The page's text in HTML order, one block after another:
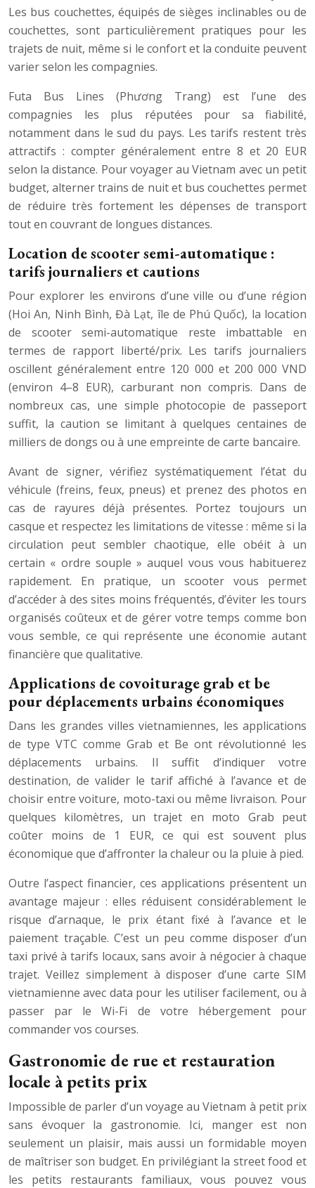
Les bus couchettes, équipés de sièges inclinables ou de
couchettes, sont particulièrement pratiques pour les
trajets de nuit, même si le confort et la conduite peuvent
varier selon les compagnies.
Futa Bus Lines (Phương Trang) est l’une des
compagnies les plus réputées pour sa fiabilité,
notamment dans le sud du pays. Les tarifs restent très
attractifs : compter généralement entre 8 et 20 EUR
selon la distance. Pour voyager au Vietnam avec un petit
budget, alterner trains de nuit et bus couchettes permet
de réduire très fortement les dépenses de transport
tout en couvrant de longues distances.
Location de scooter semi-automatique :
tarifs journaliers et cautions
Pour explorer les environs d’une ville ou d’une région
(Hoi An, Ninh Bình, Đà Lạt, île de Phú Quốc), la location
de scooter semi-automatique reste imbattable en
termes de rapport liberté/prix. Les tarifs journaliers
oscillent généralement entre 120 000 et 200 000 VND
(environ 4–8 EUR), carburant non compris. Dans de
nombreux cas, une simple photocopie de passeport
suffit, la caution se limitant à quelques centaines de
milliers de dongs ou à une empreinte de carte bancaire.
Avant de signer, vérifiez systématiquement l’état du
véhicule (freins, feux, pneus) et prenez des photos en
cas de rayures déjà présentes. Portez toujours un
casque et respectez les limitations de vitesse : même si la
circulation peut sembler chaotique, elle obéit à un
certain « ordre souple » auquel vous vous habituerez
rapidement. En pratique, un scooter vous permet
d’accéder à des sites moins fréquentés, d’éviter les tours
organisés coûteux et de gérer votre temps comme bon
vous semble, ce qui représente une économie autant
financière que qualitative.
Applications de covoiturage grab et be
pour déplacements urbains économiques
Dans les grandes villes vietnamiennes, les applications
de type VTC comme Grab et Be ont révolutionné les
déplacements urbains. Il suffit d’indiquer votre
destination, de valider le tarif affiché à l’avance et de
choisir entre voiture, moto-taxi ou même livraison. Pour
quelques kilomètres, un trajet en moto Grab peut
coûter moins de 1 EUR, ce qui est souvent plus
économique que d’affronter la chaleur ou la pluie à pied.
Outre l’aspect financier, ces applications présentent un
avantage majeur : elles réduisent considérablement le
risque d’arnaque, le prix étant fixé à l’avance et le
paiement traçable. C’est un peu comme disposer d’un
taxi privé à tarifs locaux, sans avoir à négocier à chaque
trajet. Veillez simplement à disposer d’une carte SIM
vietnamienne avec data pour les utiliser facilement, ou à
passer par le Wi-Fi de votre hébergement pour
commander vos courses.
Gastronomie de rue et restauration
locale à petits prix
Impossible de parler d’un voyage au Vietnam à petit prix
sans évoquer la gastronomie. Ici, manger est non
seulement un plaisir, mais aussi un formidable moyen
de maîtriser son budget. En privilégiant la street food et
les petits restaurants familiaux, vous pouvez vous